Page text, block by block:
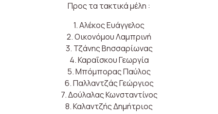
Προς τα τακτικά μέλη :
1. Αλέκος Ευάγγελος
2. Οικονόμου Λαμπρινή
3. Τζάνης Βησσαρίωνας
4. Καραΐσκου Γεωργία
5. Μπόμπορας Παύλος
6. Παλλαντζάς Γεώργιος
7. Δούλαλας Κωνσταντίνος
8. Καλαντζής Δημήτριος